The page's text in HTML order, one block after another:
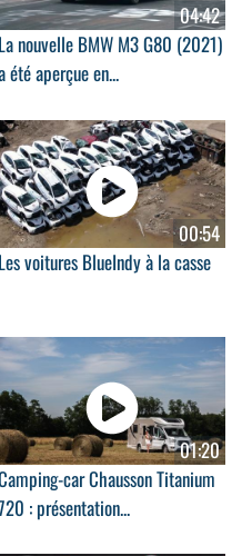
04:42
La nouvelle BMW M3 G80 (2021)
été aperçue en...
00:54
Les voitures BlueIndy à la casse
01:20
car Chausson Titanium
: présentation...